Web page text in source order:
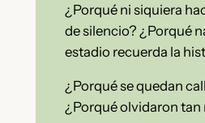
¿Porqué ni siquiera
de silencio? ¿Porqué
estadio recuerda la
¿Porqué se quedan
¿Porqué olvidaron tan